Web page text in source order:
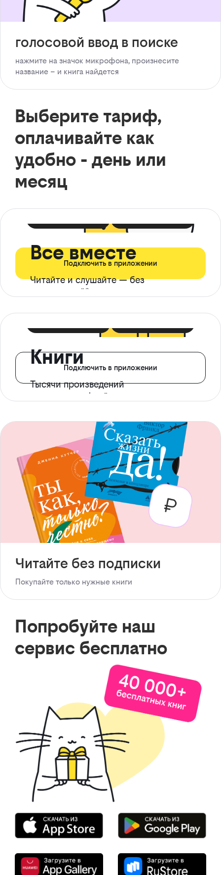
голосовой ввод в поиске
нажмите на значок микрофона, произнесите
название – и книга найдется
Выберите тариф,
оплачивайте как
удобно - день или
месяц
Все вместе
Читайте и слушайте — без
ограничений*
Подключить в приложении
Книги
Тысячи произведений
с доступом офлайн
Подключить в приложении
Читайте без подписки
Покупайте только нужные книги
Попробуйте наш
сервис бесплатно